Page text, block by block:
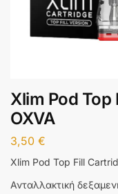
Xlim Pod Top
OXVA
3,50 €
Xlim Pod Top Fill
Ανταλλακτική